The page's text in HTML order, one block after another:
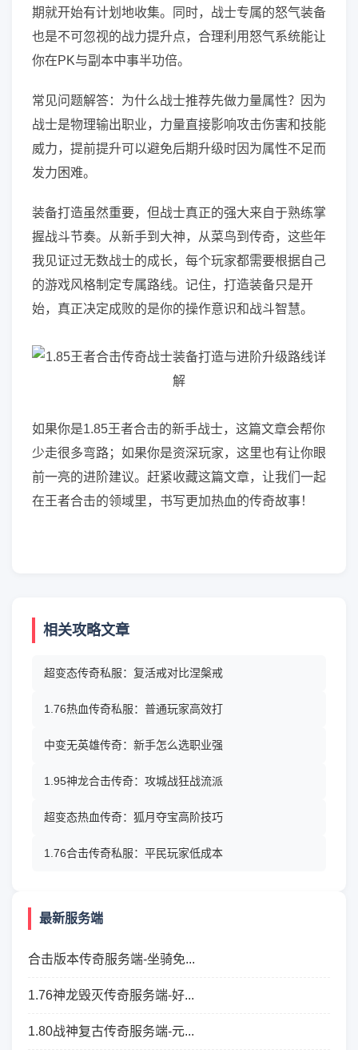
期就开始有计划地收集。同时，战士专属的怒气装备
也是不可忽视的战力提升点，合理利用怒气系统能让
你在PK与副本中事半功倍。
常见问题解答：为什么战士推荐先做力量属性？因为
战士是物理输出职业，力量直接影响攻击伤害和技能
威力，提前提升可以避免后期升级时因为属性不足而
发力困难。
装备打造虽然重要，但战士真正的强大来自于熟练掌
握战斗节奏。从新手到大神，从菜鸟到传奇，这些年
我见证过无数战士的成长，每个玩家都需要根据自己
的游戏风格制定专属路线。记住，打造装备只是开
始，真正决定成败的是你的操作意识和战斗智慧。
如果你是1.85王者合击的新手战士，这篇文章会帮你
少走很多弯路；如果你是资深玩家，这里也有让你眼
前一亮的进阶建议。赶紧收藏这篇文章，让我们一起
在王者合击的领域里，书写更加热血的传奇故事！
相关攻略文章
超变态传奇私服：复活戒对比涅槃戒
1.76热血传奇私服：普通玩家高效打
中变无英雄传奇：新手怎么选职业强
1.95神龙合击传奇：攻城战狂战流派
超变态热血传奇：狐月夺宝高阶技巧
1.76合击传奇私服：平民玩家低成本
最新服务端
合击版本传奇服务端-坐骑免...
1.76神龙毁灭传奇服务端-好...
1.80战神复古传奇服务端-元...